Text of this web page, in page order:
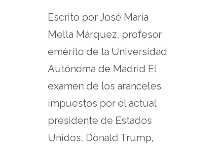
Escrito por José María
Mella Márquez, profesor
emérito de la Universidad
Autónoma de Madrid El
examen de los aranceles
impuestos por el actual
presidente de Estados
Unidos, Donald Trump,